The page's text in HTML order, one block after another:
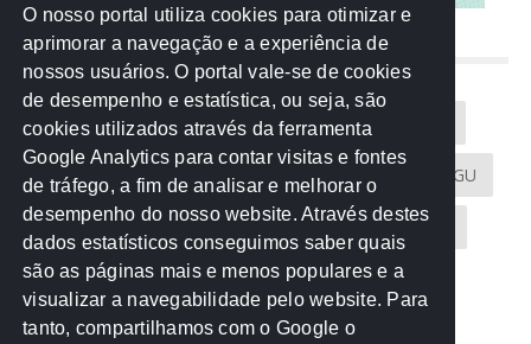
NUVEM DE TAGS
Acontece na Rede AGU AMM
Atricon Audicom CAU-MT CGU
CREA-MT Eventos MPC-MT MPE-MT
MPF Notícias PF PGE-MT PGR
Receita Federal Sem categoria
O nosso portal utiliza cookies para otimizar e
aprimorar a navegação e a experiência de
nossos usuários. O portal vale-se de cookies
de desempenho e estatística, ou seja, são
cookies utilizados através da ferramenta
Google Analytics para contar visitas e fontes
de tráfego, a fim de analisar e melhorar o
desempenho do nosso website. Através destes
dados estatísticos conseguimos saber quais
são as páginas mais e menos populares e a
visualizar a navegabilidade pelo website. Para
tanto, compartilhamos com o Google o